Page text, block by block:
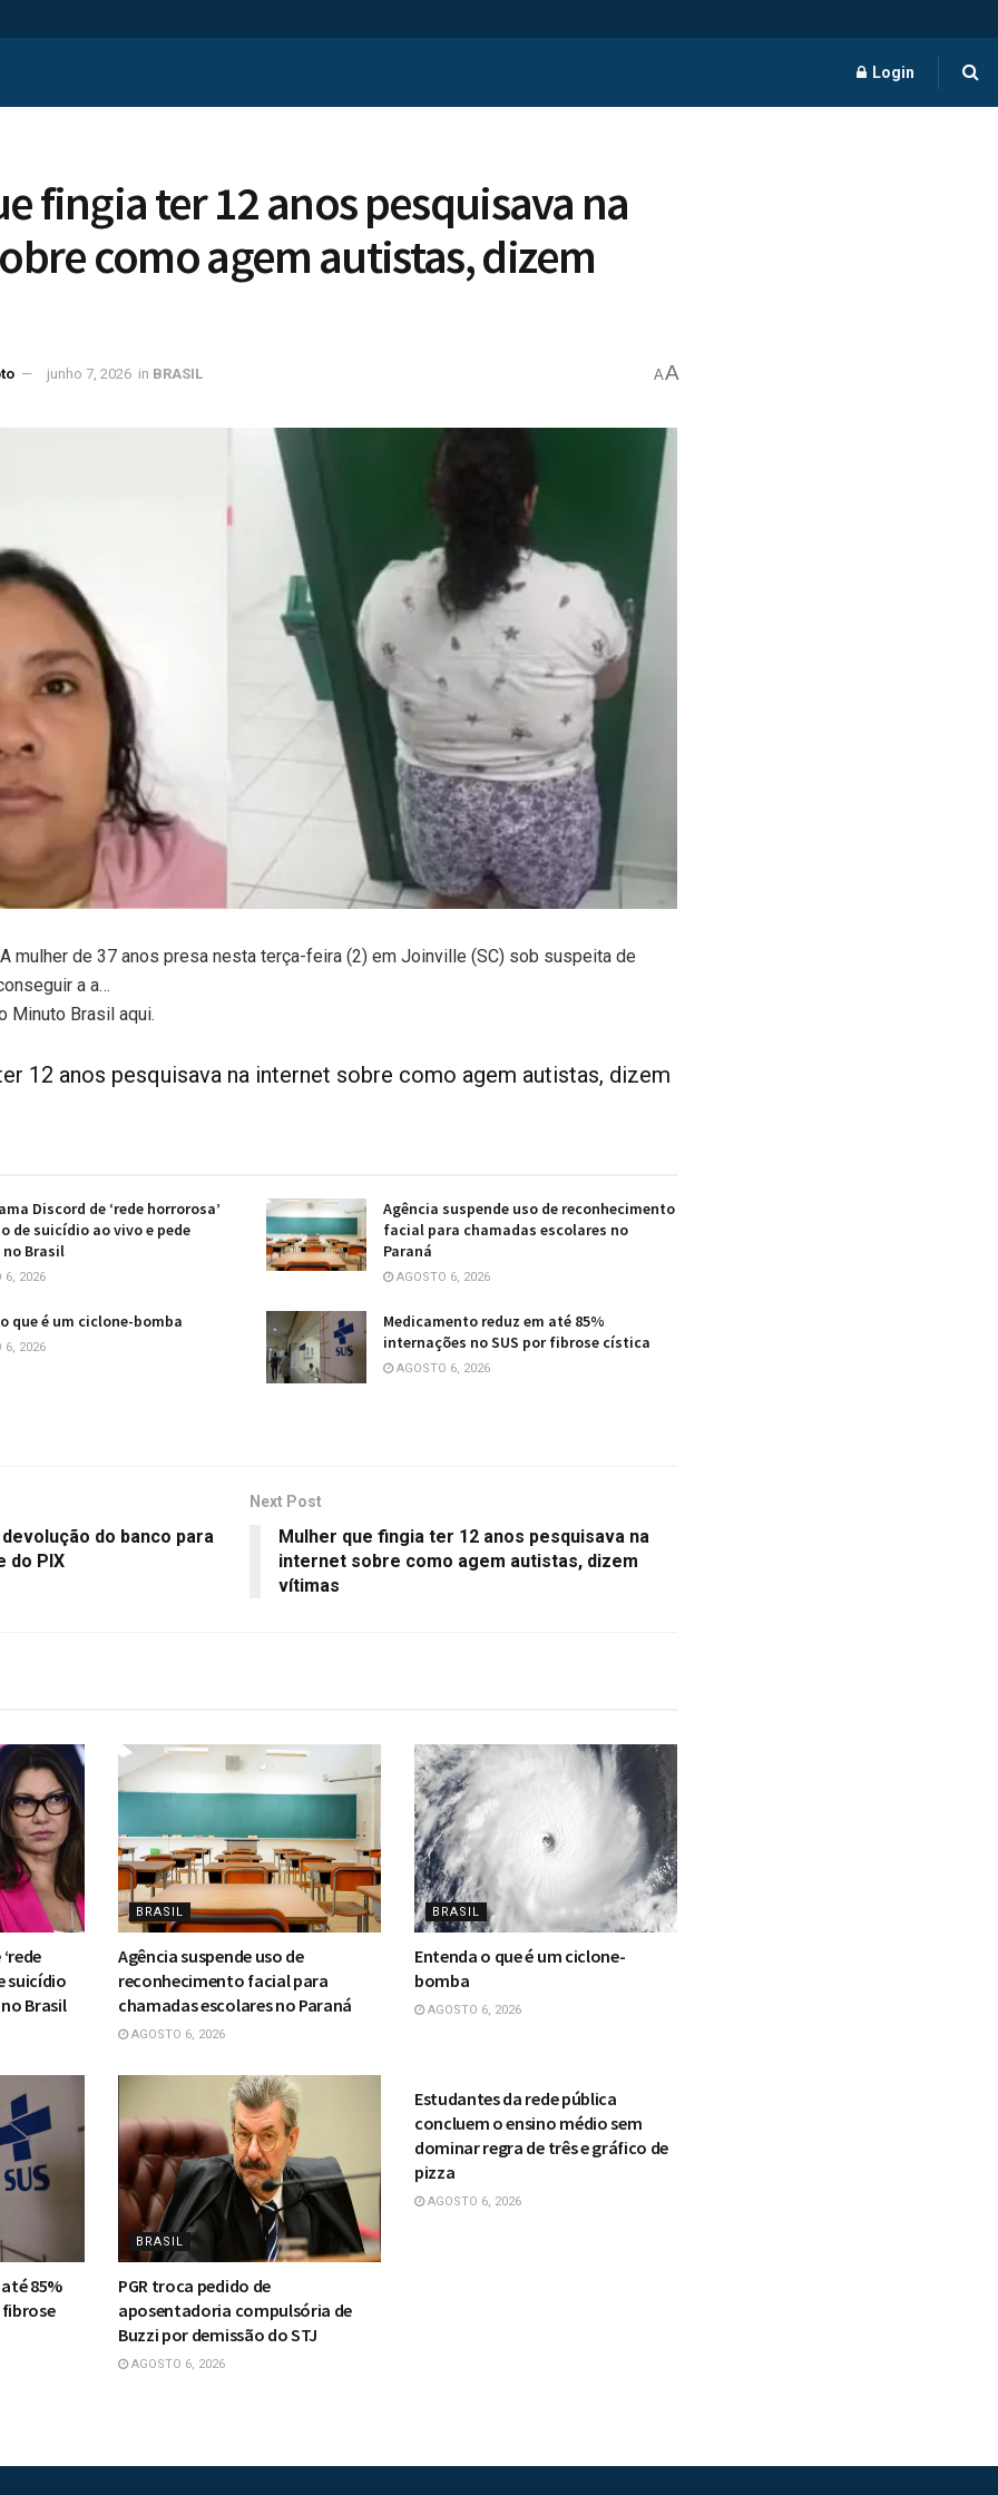
Login
fingia ter 12 anos pesquisava na
como agem autistas, dizem
junho 7, 2026 in BRASIL AA
A mulher de 37 anos presa nesta terça-feira (2) em Joinville (SC) sob suspeita de
a a…
Minuto Brasil aqui.
12 anos pesquisava na internet sobre como agem autistas, dizem
Discord de ‘rede horrorosa’
de suicídio ao vivo e pede
Brasil
6, 2026
Agência suspende uso de reconhecimento
facial para chamadas escolares no
Paraná
AGOSTO 6, 2026
que é um ciclone-bomba
6, 2026
Medicamento reduz em até 85%
internações no SUS por fibrose cística
AGOSTO 6, 2026
do banco para
do PIX
Next Post
Mulher que fingia ter 12 anos pesquisava na
internet sobre como agem autistas, dizem
vítimas
suicídio
Brasil
BRASIL
Agência suspende uso de
reconhecimento facial para
chamadas escolares no Paraná
AGOSTO 6, 2026
BRASIL
Entenda o que é um ciclone-
bomba
AGOSTO 6, 2026
85%
fibrose
BRASIL
PGR troca pedido de
aposentadoria compulsória de
Buzzi por demissão do STJ
AGOSTO 6, 2026
Estudantes da rede pública
concluem o ensino médio sem
dominar regra de três e gráfico de
pizza
AGOSTO 6, 2026